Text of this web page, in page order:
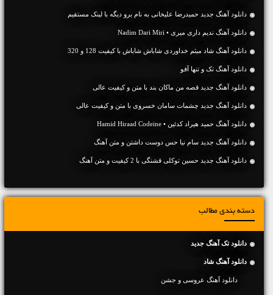
دانلود آهنگ جديد حمیدرضا علیخانی به نام برو دیگه با لینک مستقیم
دانلود آهنگ ندیم داری میری • Nadim Dari Miri
دانلود آهنگ شاد میثم خداوردی شاباش شاباش با کیفیت 128 و 320
دانلود آهنگ تک و تنها آفو
دانلود آهنگ جديد قصه من ماکان بند با متن و کیفیت عالی
دانلود آهنگ جديد چشمات سامان خسروی با متن و کیفیت عالی
دانلود آهنگ حمید هیراد کدئین • Hamid Hiraad Codeine
دانلود آهنگ جديد سام نیا حس دوست داشتن و متن آهنگ
دانلود آهنگ جديد حسین توکلی قشنگی با 2 کیفیت و متن آهنگ
دسته بندی مطالب
دانلود تک آهنگ جدید
دانلود آهنگ شاد
دانلود آهنگ عروسی و جشن